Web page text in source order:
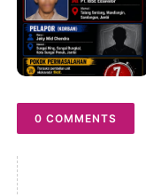
0 COMMENTS